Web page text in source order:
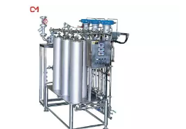
Mesin Homogenisasi